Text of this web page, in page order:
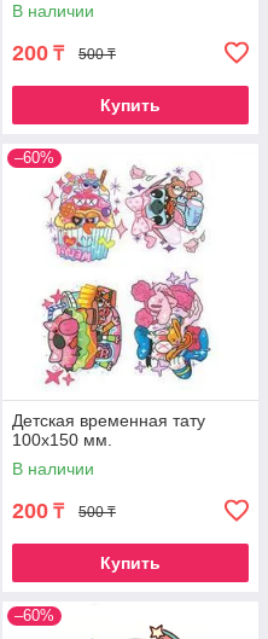
В наличии
200 ₸ 500 ₸
Купить
–60%
Детская временная тату
100х150 мм.
В наличии
200 ₸ 500 ₸
Купить
–60%